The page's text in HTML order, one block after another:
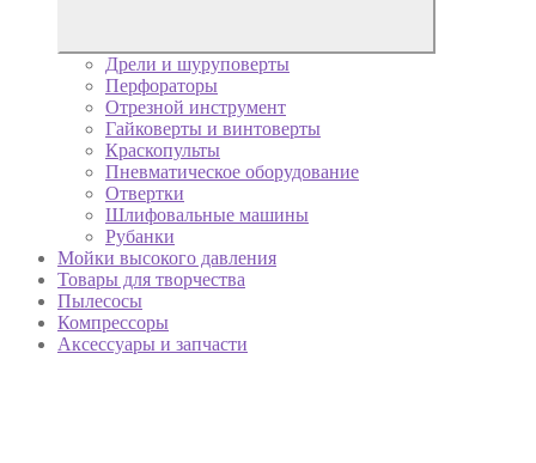
Дрели и шуруповерты
Перфораторы
Отрезной инструмент
Гайковерты и винтоверты
Краскопульты
Пневматическое оборудование
Отвертки
Шлифовальные машины
Рубанки
Мойки высокого давления
Товары для творчества
Пылесосы
Компрессоры
Аксессуары и запчасти